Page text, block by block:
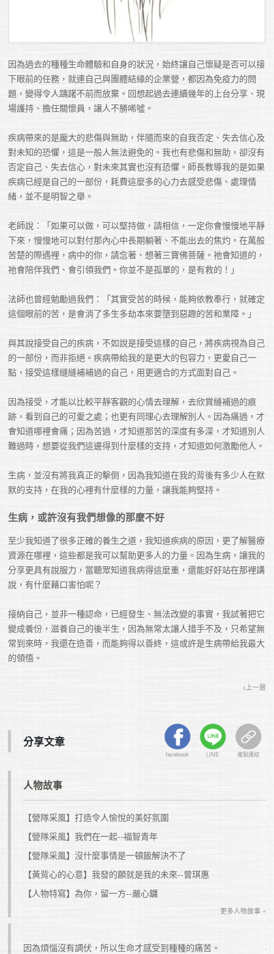
人物故事
【營隊采風】打造令人愉悅的美好氛圍
【營隊采風】我們在一起--福智青年
【營隊采風】沒什麼事情是一頓飯解決不了
【黃背心的心意】我發的願就是我的未來--曾琪惠
【人物特寫】為你，留一方--嚴心鏞
更多人物故事 +
分享文章
facebook LINE 複製連結
因為過去的種種生命體驗和自身的狀況，始終讓自己懷疑是否可以接
下眼前的任務，就連自己與團體結緣的企業營，都因為免疫力的問
題，變得令人躊躇不前而放棄。回想起過去連續幾年的上台分享、現
場護持、擔任關懷員，讓人不勝唏噓。
疾病帶來的是龐大的悲傷與無助，伴隨而來的自我否定、失去信心及
對未知的恐懼，這是一般人無法避免的。我也有悲傷和無助，卻沒有
否定自己、失去信心，對未來其實也沒有恐懼。師長教導我的是如果
疾病已經是自己的一部份，耗費這麼多的心力去感受悲傷、處理情
緒，並不是明智之舉。
老師說：「如果可以做，可以堅持做，請相信，一定你會慢慢地平靜
下來，慢慢地可以對付那內心中長期躺著、不能出去的焦灼。在萬般
苦楚的際遇裡，病中的你，請念著、想著三寶佛菩薩。祂會知道的，
祂會陪伴我們、會引領我們。你並不是孤單的，是有救的！」
法師也曾經勉勵過我們：「其實受苦的時候，能夠依教奉行，就確定
這個眼前的苦，是會消了多生多劫本來要墮到惡趣的苦和業障。」
與其說接受自己的疾病，不如說是接受這樣的自己，將疾病視為自己
的一部份，而非拒絕。疾病帶給我的是更大的包容力，更愛自己一
點，接受這樣縫縫補補過的自己，用更適合的方式面對自己。
因為接受，才能以比較平靜客觀的心情去理解，去欣賞縫補過的痕
跡，看到自己的可愛之處；也更有同理心去理解別人。因為痛過，才
會知道哪裡會痛；因為苦過，才知道那苦的深度有多深，才知道別人
難過時，想要從我們這邊得到什麼樣的支持，才知道如何激勵他人。
生病，並沒有將我真正的擊倒，因為我知道在我的背後有多少人在默
默的支持，在我的心裡有什麼樣的力量，讓我能夠堅持。
生病，或許沒有我們想像的那麼不好
至少我知道了很多正確的養生之道，我知道疾病的原因，更了解醫療
資源在哪裡，這些都是我可以幫助更多人的力量。因為生病，讓我的
分享更具有說服力，當聽眾知道我病得這麼重，還能好好站在那裡講
說，有什麼藉口害怕呢？
接納自己，並非一種認命，已經發生、無法改變的事實，我試著把它
變成養份，滋養自己的後半生，因為無常太讓人措手不及，只希望無
常到來時，我還在造善，而能夠得以善終，這或許是生病帶給我最大
的領悟。
<上一層
因為煩惱沒有調伏，所以生命才感受到種種的痛苦。